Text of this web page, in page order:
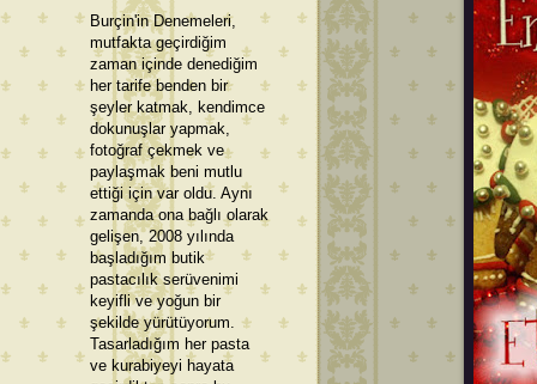
Burçin'in Denemeleri,
mutfakta geçirdiğim
zaman içinde denediğim
her tarife benden bir
şeyler katmak, kendimce
dokunuşlar yapmak,
fotoğraf çekmek ve
paylaşmak beni mutlu
ettiği için var oldu. Aynı
zamanda ona bağlı olarak
gelişen, 2008 yılında
başladığım butik
pastacılık serüvenimi
keyifli ve yoğun bir
şekilde yürütüyorum.
Tasarladığım her pasta
ve kurabiyeyi hayata